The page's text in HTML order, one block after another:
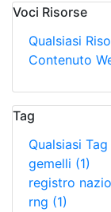
Voci Risorse
Qualsiasi
Contenuto
Tag
Qualsiasi Tag
gemelli (1)
registro
rng (1)